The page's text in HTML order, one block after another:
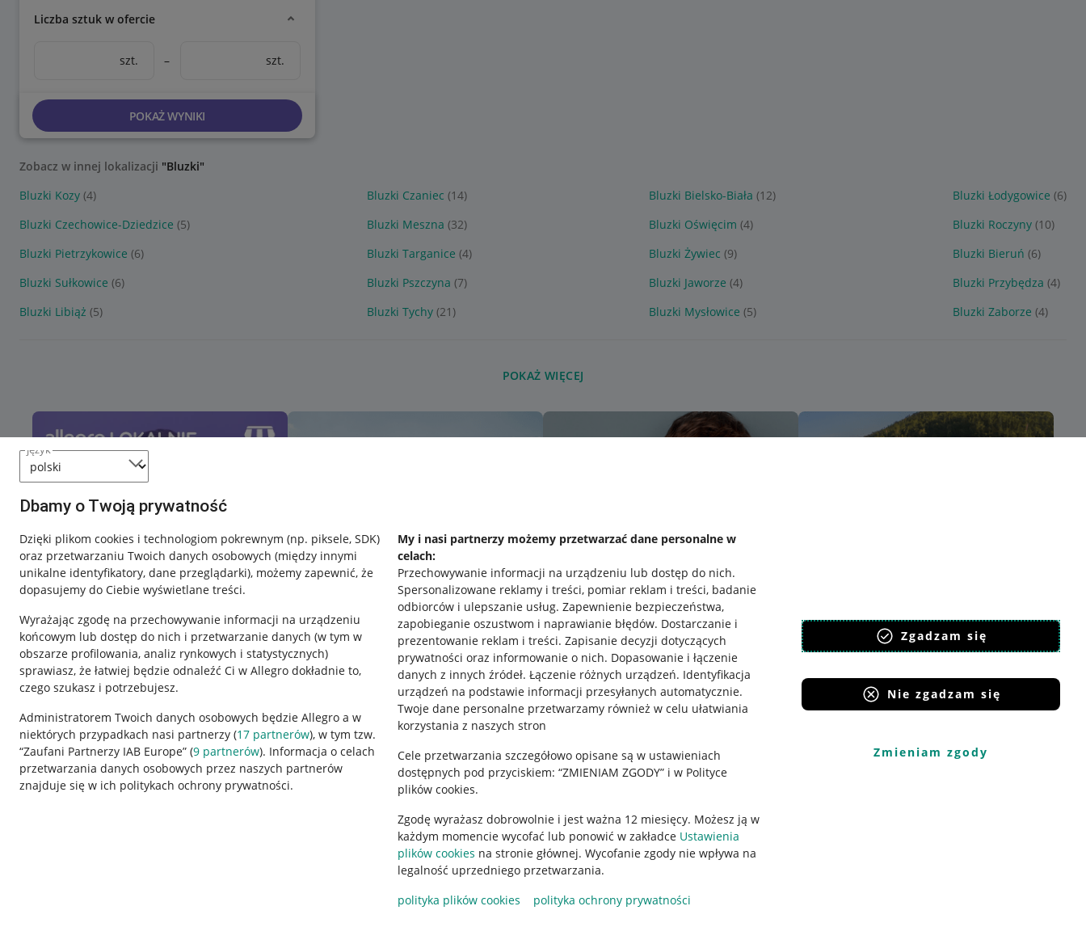
język
Dbamy o Twoją prywatność
Dzięki plikom cookies i technologiom pokrewnym (np. piksele, SDK)
oraz przetwarzaniu Twoich danych osobowych (między innymi
unikalne identyfikatory, dane przeglądarki), możemy zapewnić, że
dopasujemy do Ciebie wyświetlane treści.
Wyrażając zgodę na przechowywanie informacji na urządzeniu
końcowym lub dostęp do nich i przetwarzanie danych (w tym w
obszarze profilowania, analiz rynkowych i statystycznych)
sprawiasz, że łatwiej będzie odnaleźć Ci w Allegro dokładnie to,
czego szukasz i potrzebujesz.
Administratorem Twoich danych osobowych będzie Allegro a w
niektórych przypadkach nasi partnerzy (17 partnerów), w tym tzw.
“Zaufani Partnerzy IAB Europe” (9 partnerów). Informacja o celach
przetwarzania danych osobowych przez naszych partnerów
znajduje się w ich politykach ochrony prywatności.
My i nasi partnerzy możemy przetwarzać dane personalne w
celach:
Przechowywanie informacji na urządzeniu lub dostęp do nich.
Spersonalizowane reklamy i treści, pomiar reklam i treści, badanie
odbiorców i ulepszanie usług. Zapewnienie bezpieczeństwa,
zapobieganie oszustwom i naprawianie błędów. Dostarczanie i
prezentowanie reklam i treści. Zapisanie decyzji dotyczących
prywatności oraz informowanie o nich. Dopasowanie i łączenie
danych z innych źródeł. Łączenie różnych urządzeń. Identyfikacja
urządzeń na podstawie informacji przesyłanych automatycznie.
Twoje dane personalne przetwarzamy również w celu ułatwiania
korzystania z naszych stron
Cele przetwarzania szczegółowo opisane są w ustawieniach
dostępnych pod przyciskiem: “ZMIENIAM ZGODY” i w Polityce
plików cookies.
Zgodę wyrażasz dobrowolnie i jest ważna 12 miesięcy. Możesz ją w
każdym momencie wycofać lub ponowić w zakładce Ustawienia
plików cookies na stronie głównej. Wycofanie zgody nie wpływa na
legalność uprzedniego przetwarzania.
polityka plików cookies
polityka ochrony prywatności
Zgadzam się
Nie zgadzam się
Zmieniam zgody
Liczba sztuk w ofercie
szt. – szt.
POKAŻ WYNIKI
Zobacz w innej lokalizacji "Bluzki"
Bluzki Kozy (4) Bluzki Czaniec (14) Bluzki Bielsko-Biała (12) Bluzki Łodygowice (6)
Bluzki Czechowice-Dziedzice (5) Bluzki Meszna (32) Bluzki Oświęcim (4) Bluzki Roczyny (10)
Bluzki Pietrzykowice (6) Bluzki Targanice (4) Bluzki Żywiec (9) Bluzki Bieruń (6)
Bluzki Sułkowice (6) Bluzki Pszczyna (7) Bluzki Jaworze (4) Bluzki Przybędza (4)
Bluzki Libiąż (5) Bluzki Tychy (21) Bluzki Mysłowice (5) Bluzki Zaborze (4)
POKAŻ WIĘCEJ
Przydatne informacje
Jak to działa
Napisz do nas
Allegro Gadane dla sprzedających
Regulamin
Polityka plików "cookies"
Ustawienia plików "cookies"
Udostępnianie lokalizacji
Informacje dla Aktu o Usługach Cyfrowych
Pobierz aplikację